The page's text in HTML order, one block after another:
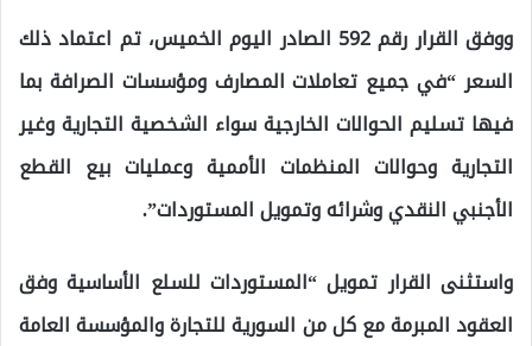
ووفق القرار رقم 592 الصادر اليوم الخميس، تم اعتماد ذلك
السعر “في جميع تعاملات المصارف ومؤسسات الصرافة بما
فيها تسليم الحوالات الخارجية سواء الشخصية التجارية وغير
التجارية وحوالات المنظمات الأممية وعمليات بيع القطع
الأجنبي النقدي وشرائه وتمويل المستوردات”.
واستثنى القرار تمويل “المستوردات للسلع الأساسية وفق
العقود المبرمة مع كل من السورية للتجارة والمؤسسة العامة